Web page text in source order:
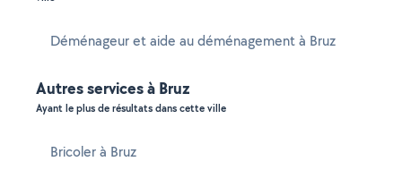
Déménageur et aide au déménagement à Bruz
Autres services à Bruz
Ayant le plus de résultats dans cette ville
Bricoler à Bruz